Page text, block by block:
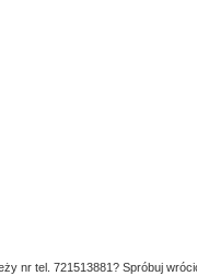
nr tel. 721513881? Spróbuj